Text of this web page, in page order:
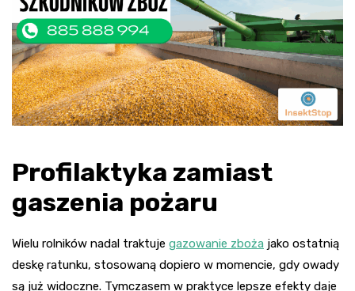
Profilaktyka zamiast
gaszenia pożaru
Wielu rolników nadal traktuje gazowanie zboża jako ostatnią
deskę ratunku, stosowaną dopiero w momencie, gdy owady
są już widoczne. Tymczasem w praktyce lepsze efekty daje